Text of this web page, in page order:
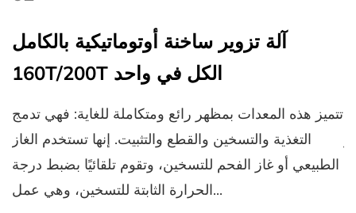
آلة تزوير ساخنة أوتوماتيكية بالكامل
160T/200T الكل في واحد
تتميز هذه المعدات بمظهر رائع ومتكاملة للغاية: فهي تدمج
التغذية والتسخين والقطع والتثبيت. إنها تستخدم الغاز
الطبيعي أو غاز الفحم للتسخين، وتقوم تلقائيًا بضبط درجة
الحرارة الثابتة للتسخين، وهي عمل...